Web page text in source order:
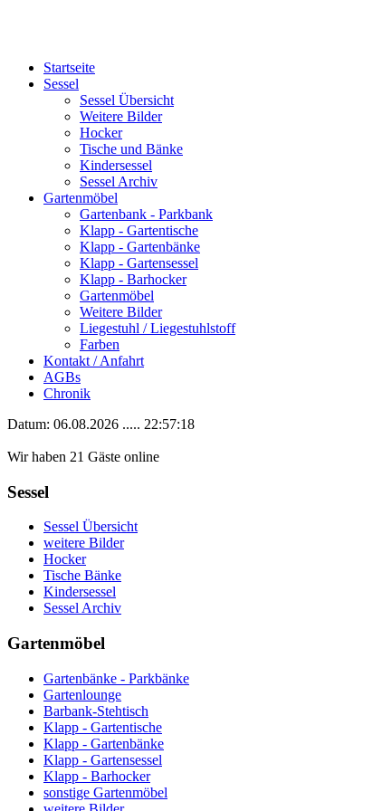
Startseite
Sessel
Sessel Übersicht
Weitere Bilder
Hocker
Tische und Bänke
Kindersessel
Sessel Archiv
Gartenmöbel
Gartenbank - Parkbank
Klapp - Gartentische
Klapp - Gartenbänke
Klapp - Gartensessel
Klapp - Barhocker
Gartenmöbel
Weitere Bilder
Liegestuhl / Liegestuhlstoff
Farben
Kontakt / Anfahrt
AGBs
Chronik
Datum: 06.08.2026 ..... 22:57:18
Wir haben 21 Gäste online
Sessel
Sessel Übersicht
weitere Bilder
Hocker
Tische Bänke
Kindersessel
Sessel Archiv
Gartenmöbel
Gartenbänke - Parkbänke
Gartenlounge
Barbank-Stehtisch
Klapp - Gartentische
Klapp - Gartenbänke
Klapp - Gartensessel
Klapp - Barhocker
sonstige Gartenmöbel